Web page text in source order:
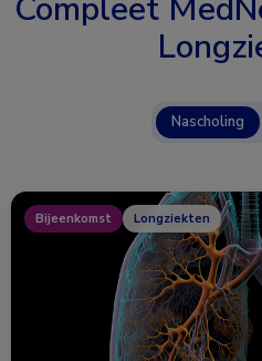
Compleet
Nascholing
Bijeenkomst Longziekten